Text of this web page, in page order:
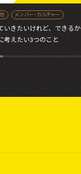
メンバー・カルチャー
いきたいけれど、できるか
考えたい3つのこと